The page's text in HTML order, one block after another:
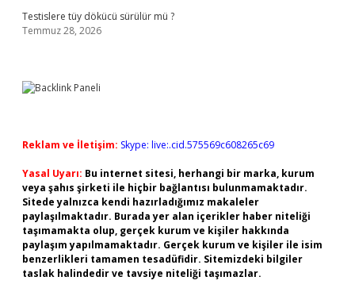
Testislere tüy dökücü sürülür mü ?
Temmuz 28, 2026
Reklam ve İletişim: Skype: live:.cid.575569c608265c69
Yasal Uyarı: Bu internet sitesi, herhangi bir marka, kurum
veya şahıs şirketi ile hiçbir bağlantısı bulunmamaktadır.
Sitede yalnızca kendi hazırladığımız makaleler
paylaşılmaktadır. Burada yer alan içerikler haber niteliği
taşımamakta olup, gerçek kurum ve kişiler hakkında
paylaşım yapılmamaktadır. Gerçek kurum ve kişiler ile isim
benzerlikleri tamamen tesadüfidir. Sitemizdeki bilgiler
taslak halindedir ve tavsiye niteliği taşımazlar.